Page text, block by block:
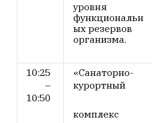
уровня
функциональн
ых резервов
организма.
10:25
–
10:50
«Санаторно-
курортный
комплекс